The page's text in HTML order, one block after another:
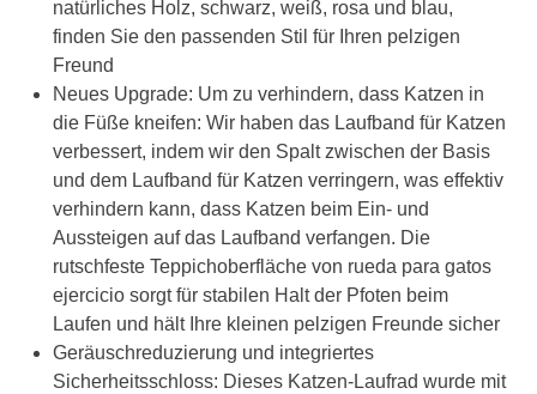
natürliches Holz, schwarz, weiß, rosa und blau,
finden Sie den passenden Stil für Ihren pelzigen
Freund
Neues Upgrade: Um zu verhindern, dass Katzen in
die Füße kneifen: Wir haben das Laufband für Katzen
verbessert, indem wir den Spalt zwischen der Basis
und dem Laufband für Katzen verringern, was effektiv
verhindern kann, dass Katzen beim Ein- und
Aussteigen auf das Laufband verfangen. Die
rutschfeste Teppichoberfläche von rueda para gatos
ejercicio sorgt für stabilen Halt der Pfoten beim
Laufen und hält Ihre kleinen pelzigen Freunde sicher
Geräuschreduzierung und integriertes
Sicherheitsschloss: Dieses Katzen-Laufrad wurde mit